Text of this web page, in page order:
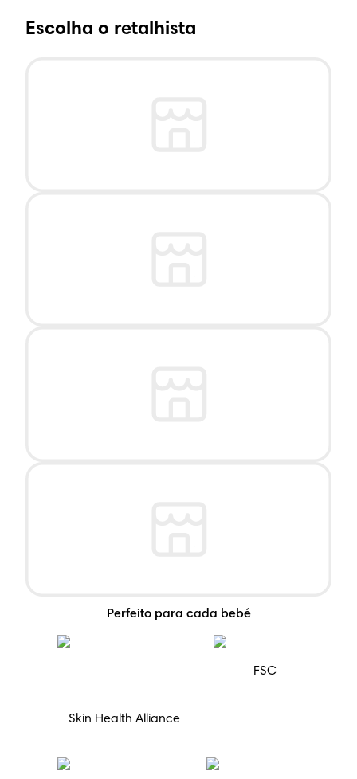
Escolha o retalhista
Perfeito para cada bebé
Skin Health Alliance
FSC